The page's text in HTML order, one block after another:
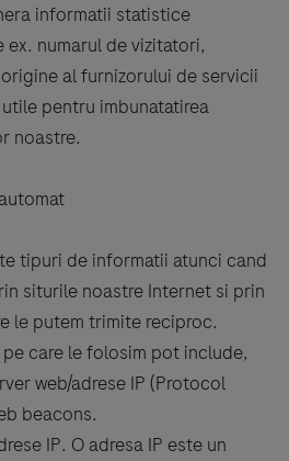
informatii statistice
numarul de vizitatori,
al furnizorului de servicii
pentru imbunatatirea
noastre.
tipuri de informatii atunci cand
siturile noastre Internet si prin
le putem trimite reciproc.
care le folosim pot include,
web/adrese IP (Protocol
beacons.
IP. O adresa IP este un